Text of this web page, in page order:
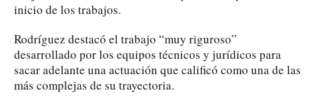
inicio de los trabajos.
Rodríguez destacó el trabajo “muy riguroso”
desarrollado por los equipos técnicos y jurídicos para
sacar adelante una actuación que calificó como una de las
más complejas de su trayectoria.